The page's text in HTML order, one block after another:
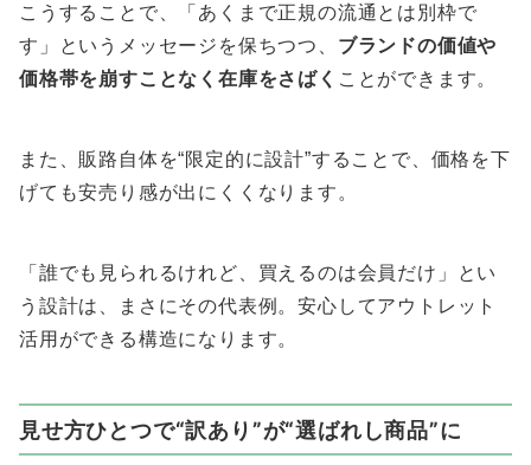
こうすることで、「あくまで正規の流通とは別枠で
す」というメッセージを保ちつつ、 ブランドの価値や
価格帯を崩すことなく在庫をさばく ことができます。
また、販路自体を“限定的に設計”することで、価格を下
げても安売り感が出にくくなります。
「誰でも見られるけれど、買えるのは会員だけ」とい
う設計は、まさにその代表例。安心してアウトレット
活用ができる構造になります。
見せ方ひとつで“訳あり”が“選ばれし商品”に